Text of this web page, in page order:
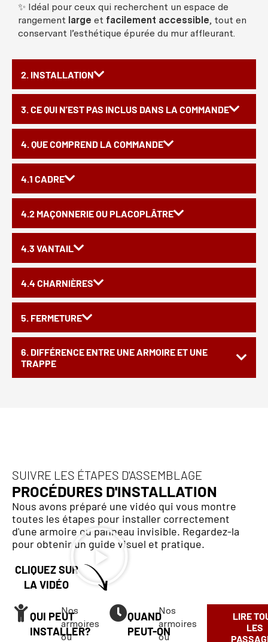
2. INSTALLATION
3. CE QUI N'EST PAS INCLUS DANS LA COMMANDE
4. QUE COMPREND LA COMMANDE
4.1 CADRE
4.2 MAÇONNERIE OU PLACOPLÂTRE
4.3 VANTAIL
4.4 CHARNIÈRES
5. FERMETURE
6. DIFFÉRENCE ENTRE UNE ARMOIRE ET UNE
TRAPPE
✨ Idéal pour ceux qui recherchent un espace de
rangement large et facilement accessible, tout en
conservant l’esthétique épurée du mur affleurant.
SUIVRE LES ÉTAPES D'ASSEMBLAGE
PROCÉDURES D'INSTALLATION
Nous avons préparé une vidéo qui vous montre
toutes les étapes pour installer correctement
d'une armoire ou panneau invisible. Regardez-la
pour obtenir un guide visuel et pratique.
CLIQUEZ SUR
LA VIDÉO
QUI PEUT
INSTALLER?
Nos
armoires
ou
QUAND
PEUT-ON
Nos
armoires
ou
LIRE
LES